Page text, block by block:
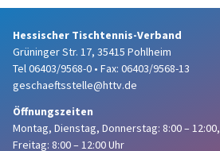
Hessischer Tischtennis-Verband
Grüninger Str. 17, 35415 Pohlheim
Tel 06403/9568-0 • Fax: 06403/9568-13
geschaeftsstelle@httv.de
Öffnungszeiten
Montag, Dienstag, Donnerstag: 8:00 – 12:00,
Freitag: 8:00 – 12:00 Uhr